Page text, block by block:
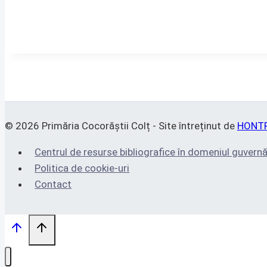
© 2026 Primăria Cocorăștii Colț - Site întreținut de
Centrul de resurse bibliografice în domeniul
Politica de cookie-uri
Contact